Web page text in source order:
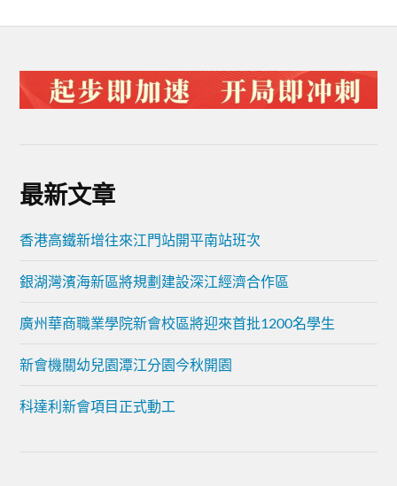
最新文章
香港高鐵新增往來江門站開平南站班次
銀湖灣濱海新區將規劃建設深江經濟合作區
廣州華商職業學院新會校區將迎來首批1200名學生
新會機關幼兒園潭江分園今秋開園
科達利新會項目正式動工